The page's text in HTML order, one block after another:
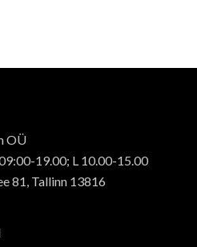
OÜ
19.00; L 10.00-15.00
81, Tallinn 13816